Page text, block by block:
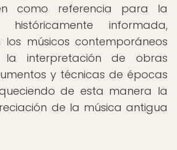
como referencia para la
históricamente informada,
músicos contemporáneos
interpretación de obras
y técnicas de épocas
de esta manera la
de la música antigua